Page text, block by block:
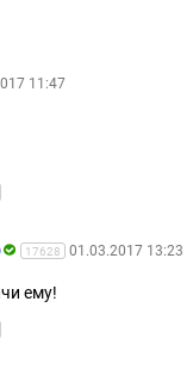
11:47
17628 01.03.2017 13:23
ему!